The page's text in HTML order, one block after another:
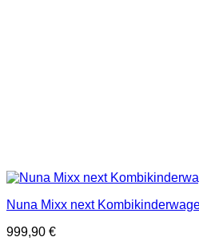
Nuna Mixx next
999,90 €